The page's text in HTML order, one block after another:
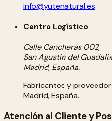
info@yutenatural.es
Centro Logístico
Calle Cancheras 002,
San Agustín del
Madrid, España.
Fabricantes y
Madrid, España.
Atención al Cliente y